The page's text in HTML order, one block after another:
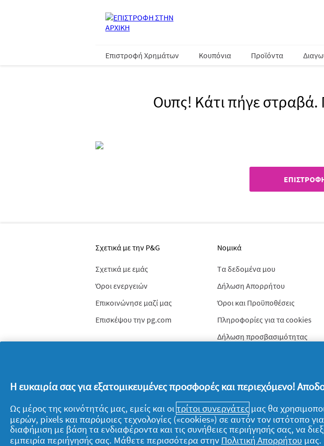
Επιστροφή Χρημάτων Κουπόνια Προϊόντα
Ουπς! Κάτι πήγε
Σχετικά με την P&G
Σχετικά με εμάς
Όροι ενεργειών
Επικοινώνησε μαζί μας
Επισκέψου την pg.com
Νομικά
Tα δεδομένα μου
Δήλωση Απορρήτου
Όροι και Προϋποθέσεις
Πληροφορίες για τα cookies
Δήλωση προσβασιμότητας
Η ευκαιρία σας για εξατομικευμένες προσφορές και περιεχόμενο!
Ως μέρος της κοινότητάς μας, εμείς και οιτρίτοι συνεργάτες μας θα
μερών, pixels και παρόμοιες τεχνολογίες («cookies») σε αυτόν τον ιστότοπο
διαφήμιση με βάση τα ενδιαφέροντα και τις συνήθειες περιήγησής σας, να
εμπειρία περιήγησής σας. Μάθετε περισσότερα στην Πολιτική Απορρήτου μας.